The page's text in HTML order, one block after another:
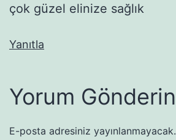
çok güzel elinize sağlık
Yanıtla
Yorum Gönderin
E-posta adresiniz yayınlanmayacak.